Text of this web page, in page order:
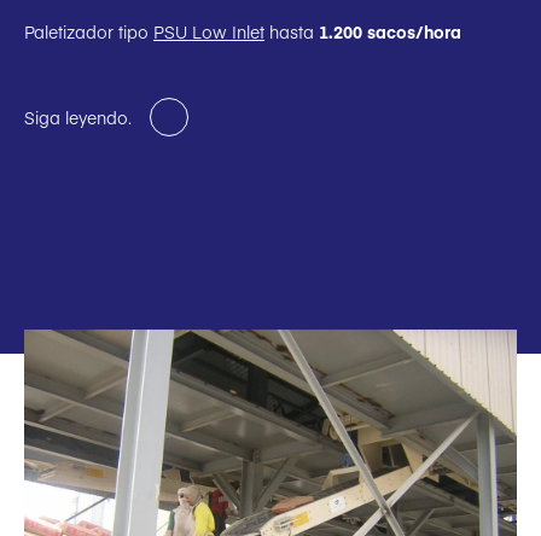
Paletizador tipo PSU Low Inlet hasta 1.200 sacos/hora
Siga leyendo.